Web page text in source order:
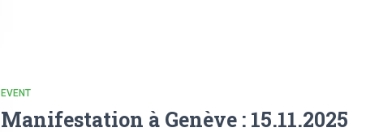
EVENT
Manifestation à Genève : 15.11.2025